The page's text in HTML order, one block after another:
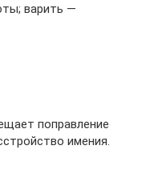
варить —
поправление
имения.